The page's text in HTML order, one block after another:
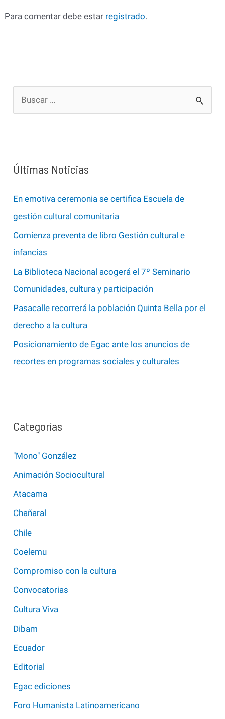
Para comentar debe estar registrado.
u
a
p
o
r
:
Últimas Noticias
En emotiva ceremonia se certifica Escuela de
gestión cultural comunitaria
Comienza preventa de libro Gestión cultural e
infancias
La Biblioteca Nacional acogerá el 7º Seminario
Comunidades, cultura y participación
Pasacalle recorrerá la población Quinta Bella por el
derecho a la cultura
Posicionamiento de Egac ante los anuncios de
recortes en programas sociales y culturales
Categorías
"Mono" González
Animación Sociocultural
Atacama
Chañaral
Chile
Coelemu
Compromiso con la cultura
Convocatorias
Cultura Viva
Dibam
Ecuador
Editorial
Egac ediciones
Foro Humanista Latinoamericano